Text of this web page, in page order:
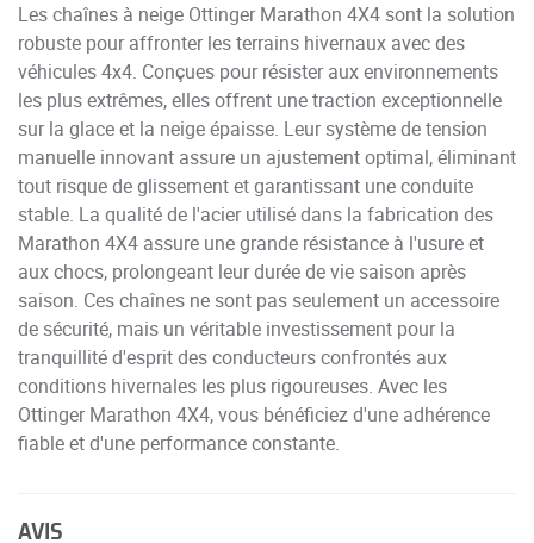
Les chaînes à neige Ottinger Marathon 4X4 sont la solution
robuste pour affronter les terrains hivernaux avec des
véhicules 4x4. Conçues pour résister aux environnements
les plus extrêmes, elles offrent une traction exceptionnelle
sur la glace et la neige épaisse. Leur système de tension
manuelle innovant assure un ajustement optimal, éliminant
tout risque de glissement et garantissant une conduite
stable. La qualité de l'acier utilisé dans la fabrication des
Marathon 4X4 assure une grande résistance à l'usure et
aux chocs, prolongeant leur durée de vie saison après
saison. Ces chaînes ne sont pas seulement un accessoire
de sécurité, mais un véritable investissement pour la
tranquillité d'esprit des conducteurs confrontés aux
conditions hivernales les plus rigoureuses. Avec les
Ottinger Marathon 4X4, vous bénéficiez d'une adhérence
fiable et d'une performance constante.
AVIS